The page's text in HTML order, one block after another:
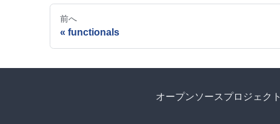
前へ
functionals
オープンソースプロジェクト